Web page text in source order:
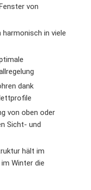
von
in viele
dank
von oben oder
Sicht- und
hält im
Winter die